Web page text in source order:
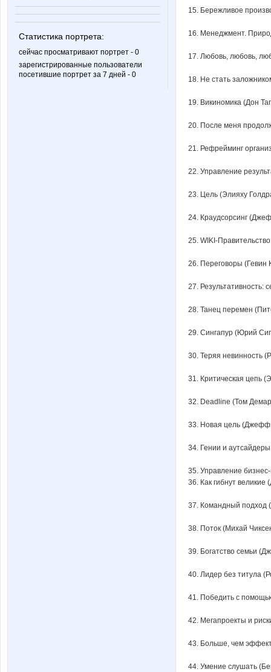
Статистика портрета:
сейчас просматривают портрет - 0
зарегистрированные пользователи
посетившие портрет за 7 дней - 0
15. Бережливое
16. Менеджмент.
17. Любовь, любовь,
18. Не стать
19. Викиномика (Дон
20. После меня
21. Рефрейминг
22. Управление
23. Цель (Элияху
24. Краудсорсинг
25. WIKI-
26. Переговоры (Гевин
27. Результативность:
28. Танец перемен
29. Сингапур (Юрий
30. Теряя невинность
31. Критическая цепь
32. Deadline (Том
33. Новая цель (Джефф
34. Гении и
35. Управление
36. Как гибнут
37. Командный подход
38. Поток (Михай
39. Богатство семьи
40. Лидер без титула
41. Победить с
42. Мегапроекты и
43. Больше, чем
44. Умение слушать